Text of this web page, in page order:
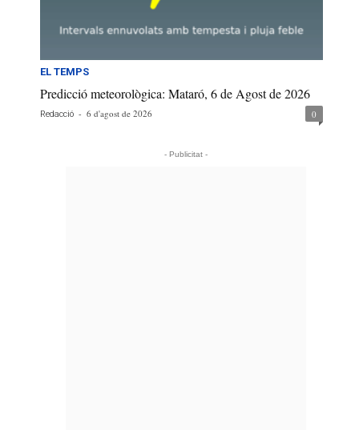
EL TEMPS
Predicció meteorològica: Mataró, 6 de Agost de 2026
Redacció - 6 d'agost de 2026 0
- Publicitat -